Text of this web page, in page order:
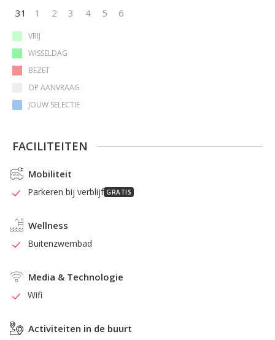
31
1 2 3 4 5 6
VRIJ
WISSELDAG
BEZET
OP AANVRAAG
JOUW SELECTIE
FACILITEITEN
Mobiliteit
Parkeren bij verblijf GRATIS
Wellness
Buitenzwembad
Media & Technologie
Wifi
Activiteiten in de buurt